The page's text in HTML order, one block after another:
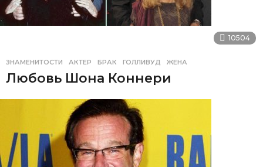
10504
ЗНАМЕНИТОСТИ АКТЕР ,БРАК ,ГОЛЛИВУД ,ЖЕНА
Любовь Шона Коннери